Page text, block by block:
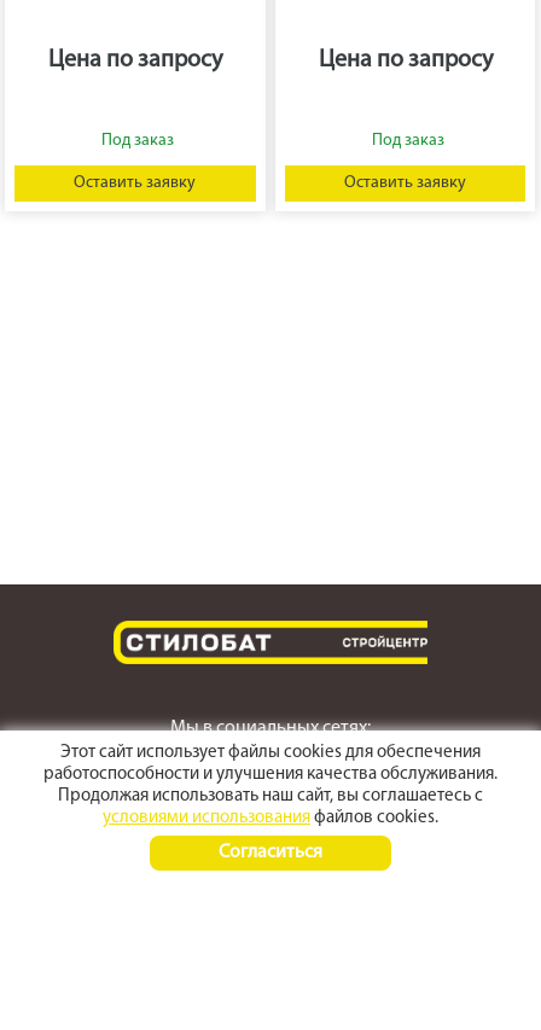
Цена по запросу
Оставить заявку
Цена по запросу
Оставить заявку
Мы в социальных сетях:
г. Светлоград,
ул. Пушкина 167
Этот сайт использует файлы cookies для обеспечения
работоспособности и улучшения качества обслуживания.
Продолжая использовать наш сайт, вы соглашаетесь с
условиями использования файлов cookies.
Согласиться